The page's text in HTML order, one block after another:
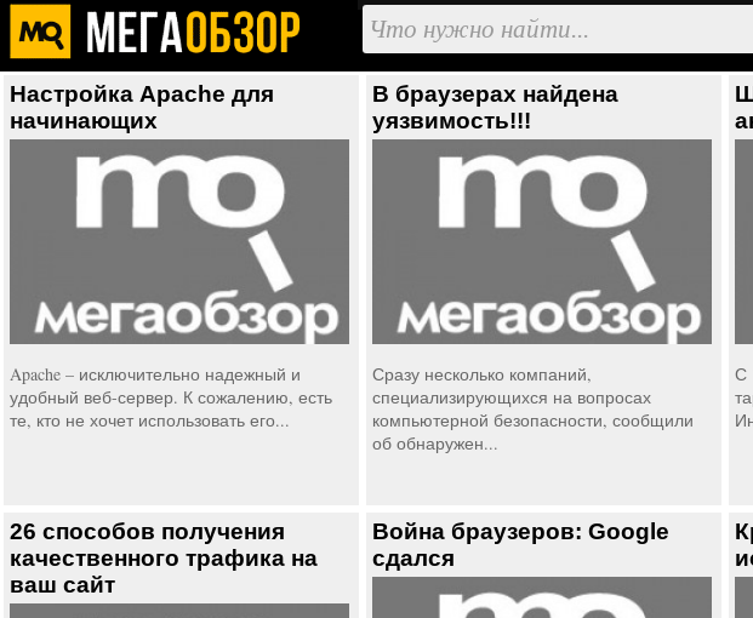
Настройка Apache для
начинающих
Apache – исключительно надежный и
удобный веб-сервер. К сожалению, есть
те, кто не хочет использовать его...
В браузерах найдена
уязвимость!!!
Сразу несколько компаний,
специализирующихся на вопросах
компьютерной безопасности, сообщили
об обнаружен...
С
26 способов получения
качественного трафика на
ваш сайт
Война браузеров: Google
сдался